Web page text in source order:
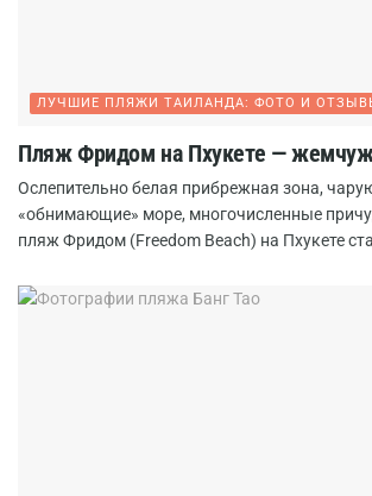
ЛУЧШИЕ ПЛЯЖИ ТАИЛАНДА: ФОТО И
Пляж Фридом на Пхукете —
Ослепительно белая прибрежная зона,
«обнимающие» море, многочисленные
пляж Фридом (Freedom Beach) на Пхукете